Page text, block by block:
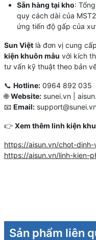
Sẵn hàng tại kho:
quy cách dài của
ứng tiến độ gấp của
Sun Việtlà đơn vị cung cấp
kiện khuôn mẫu với kích
tư vấn kỹ thuật theo bản
📞 Hotline:0964 892 035
🌐Website:sunei.vn |
📧 Email:
👉 Xem thêm linh kiện
https://aisun.vn/chot-dinh-
https://aisun.vn/linh-kien-
Sản phẩm liên